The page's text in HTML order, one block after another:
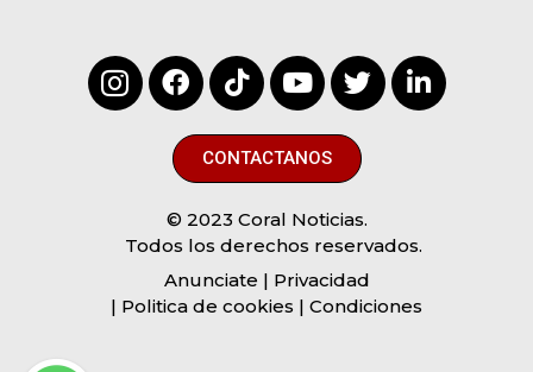
CONTACTANOS
© 2023 Coral Noticias.
Todos los derechos reservados.
Anunciate | Privacidad
| Politica de cookies | Condiciones